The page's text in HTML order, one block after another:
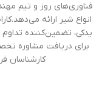
فناوری‌های روز و تیم
یدکی، تضمین‌کننده
برای دریافت مشاوره
کارشناسان